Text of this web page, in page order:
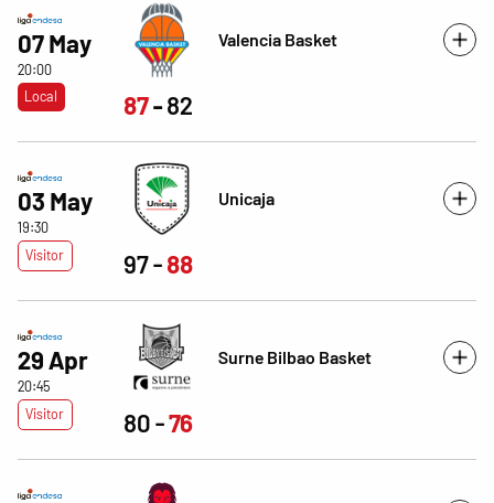
07 May
20:00
Local
Valencia Basket
87 82
03 May
19:30
Visitor
Unicaja
97 88
29 Apr
20:45
Visitor
Surne Bilbao Basket
80 76